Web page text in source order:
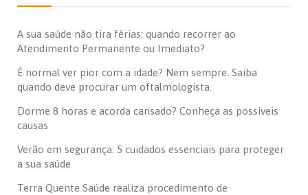
A sua saúde não tira férias: quando recorrer ao
Atendimento Permanente ou Imediato?
É normal ver pior com a idade? Nem sempre. Saiba
quando deve procurar um oftalmologista.
Dorme 8 horas e acorda cansado? Conheça as possíveis
causas
Verão em segurança: 5 cuidados essenciais para proteger
a sua saúde
Terra Quente Saúde realiza procedimento de